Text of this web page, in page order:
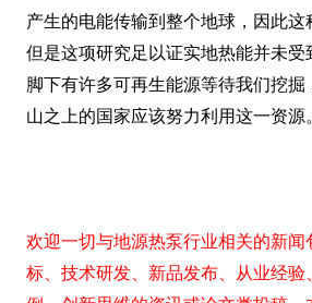
产生的电能传输到整个地球，因此这
但是这项研究足以证实地热能并未受
脚下有许多可再生能源等待我们挖掘
山之上的国家应该努力利用这一资源
欢迎一切与地源热泵行业相关的新闻
标、技术研发、新品发布、从业经验